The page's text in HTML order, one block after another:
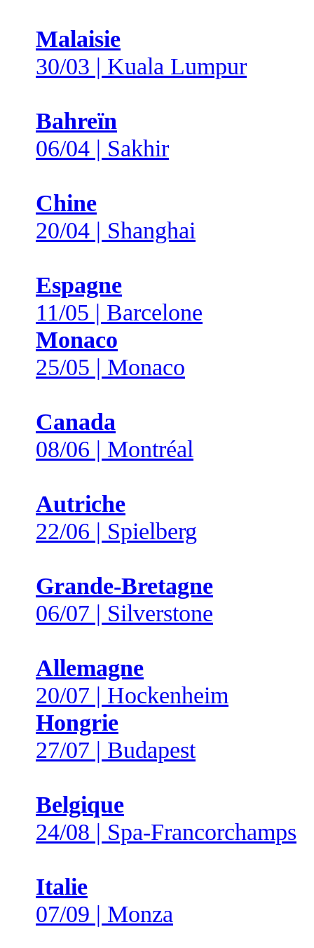
Malaisie
30/03 | Kuala Lumpur
Bahreïn
06/04 | Sakhir
Chine
20/04 | Shanghai
Espagne
11/05 | Barcelone
Monaco
25/05 | Monaco
Canada
08/06 | Montréal
Autriche
22/06 | Spielberg
Grande-Bretagne
06/07 | Silverstone
Allemagne
20/07 | Hockenheim
Hongrie
27/07 | Budapest
Belgique
24/08 | Spa-Francorchamps
Italie
07/09 | Monza